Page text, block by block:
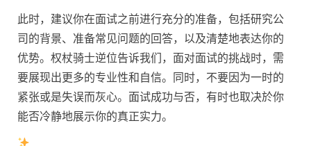
此时，建议你在面试之前进行充分的准备，包括研究公
司的背景、准备常见问题的回答，以及清楚地表达你的
优势。权杖骑士逆位告诉我们，面对面试的挑战时，需
要展现出更多的专业性和自信。同时，不要因为一时的
紧张或是失误而灰心。面试成功与否，有时也取决於你
能否冷静地展示你的真正实力。